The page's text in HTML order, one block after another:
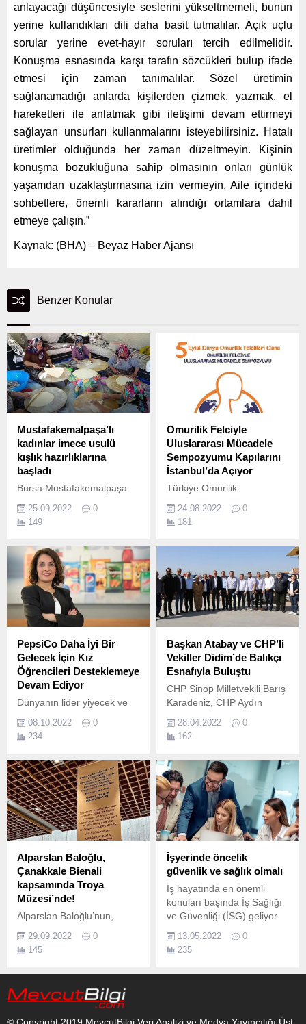
anlayacağı düşüncesiyle seslerini yükseltmemeli, bunun
yerine kullandıkları dili daha basit tutmalılar. Açık uçlu
sorular yerine evet-hayır soruları tercih edilmelidir.
Konuşma esnasında karşı tarafın sözcükleri bulup ifade
etmesi için zaman tanımalılar. Sözel üretimin
sağlanamadığı anlarda kişilerden çizmek, yazmak, el
hareketleri ile anlatmak gibi iletişimi devam ettirmeyi
sağlayan unsurları kullanmalarını isteyebilirsiniz. Hatalı
üretimler olduğunda her zaman düzeltmeyin. Kişinin
konuşma bozukluğuna sahip olmasının onları günlük
yaşamdan uzaklaştırmasına izin vermeyin. Aile içindeki
sohbetlere, önemli kararların alındığı ortamlara dahil
etmeye çalışın.”
Kaynak: (BHA) – Beyaz Haber Ajansı
Benzer Konular
Mustafakemalpaşa’lı
kadınlar imece usulü
kışlık hazırlıklarına
başladı
Bursa Mustafakemalpaşa
ilçesi, Derekadı ve
Yoncaağaç mahallelerinde
imece usulü kışlık erişte ve
25.09.2022
0
149
Omurilik Felciyle
Uluslararası Mücadele
Sempozyumu Kapılarını
İstanbul’da Açıyor
Türkiye Omurilik
Felçlileri Derneği, 5 Eylül
Dünya Omurilik Felçlileri
Günü kapsamında
gerçekleşecek olan Omurilik
Felciyle Uluslararası
Mücadele Sempozyumu’na
ev sahipliği yapacak.
24.08.2022
0
181
PepsiCo Daha İyi Bir
Gelecek İçin Kız
Öğrencileri Desteklemeye
Devam Ediyor
Dünyanın lider yiyecek ve
PepsiCo, Birleşmiş Milletler
Sürdürülebilir Kalkınma
altında çalışmalar
yürütürken, özellikle
Toplumsal Cinsiyet Eşitliği
ve Nitelikli Eğitim başlıkları
altında uzun yıllardır değer
yaratan projeler hayata
geçirerek kız öğrencileri
desteklemeyi sürdürüyor.
08.10.2022
0
234
Başkan Atabay ve CHP’li
Vekiller Didim’de Balıkçı
Esnafıyla Buluştu
CHP Sinop Milletvekili Barış
Karadeniz, CHP Aydın
ve Süleyman Bülbül ile
Didim Belediye Başkanı
Su Ürünleri Kooperatifi
yönetimi ile bir araya geldi.
28.04.2022
0
162
Alparslan Baloğlu,
Çanakkale Bienali
kapsamında Troya
Müzesi’nde!
Alparslan Baloğlu’nun,
bugüne dek hazırlanan en
geniş kapsamlı retrospektif
sergisi, Azra Tüzünoğlu
29.09.2022
0
145
İşyerinde öncelik
güvenlik ve sağlık olmalı
İş hayatında en önemli
konuları başında İş Sağlığı
ve Güvenliği (İSG) geliyor.
13.05.2022
0
235